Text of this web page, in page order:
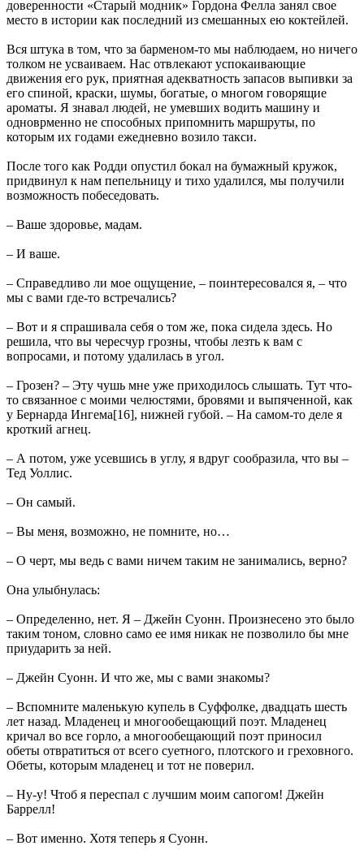
доверенности «Старый модник» Гордона Фелла занял свое
место в истории как последний из смешанных ею коктейлей.
Вся штука в том, что за барменом-то мы наблюдаем, но ничего
толком не усваиваем. Нас отвлекают успокаивающие
движения его рук, приятная адекватность запасов выпивки за
его спиной, краски, шумы, богатые, о многом говорящие
ароматы. Я знавал людей, не умевших водить машину и
одноврменно не способных припомнить маршруты, по
которым их годами ежедневно возило такси.
После того как Родди опустил бокал на бумажный кружок,
придвинул к нам пепельницу и тихо удалился, мы получили
возможность побеседовать.
– Ваше здоровье, мадам.
– И ваше.
– Справедливо ли мое ощущение, – поинтересовался я, – что
мы с вами где-то встречались?
– Вот и я спрашивала себя о том же, пока сидела здесь. Но
решила, что вы чересчур грозны, чтобы лезть к вам с
вопросами, и потому удалилась в угол.
– Грозен? – Эту чушь мне уже приходилось слышать. Тут что-
то связанное с моими челюстями, бровями и выпяченной, как
у Бернарда Ингема[16], нижней губой. – На самом-то деле я
кроткий агнец.
– А потом, уже усевшись в углу, я вдруг сообразила, что вы –
Тед Уоллис.
– Он самый.
– Вы меня, возможно, не помните, но…
– О черт, мы ведь с вами ничем таким не занимались, верно?
Она улыбнулась:
– Определенно, нет. Я – Джейн Суонн. Произнесено это было
таким тоном, словно само ее имя никак не позволило бы мне
приударить за ней.
– Джейн Суонн. И что же, мы с вами знакомы?
– Вспомните маленькую купель в Суффолке, двадцать шесть
лет назад. Младенец и многообещающий поэт. Младенец
кричал во все горло, а многообещающий поэт приносил
обеты отвратиться от всего суетного, плотского и греховного.
Обеты, которым младенец и тот не поверил.
– Ну-у! Чтоб я переспал с лучшим моим сапогом! Джейн
Баррелл!
– Вот именно. Хотя теперь я Суонн.